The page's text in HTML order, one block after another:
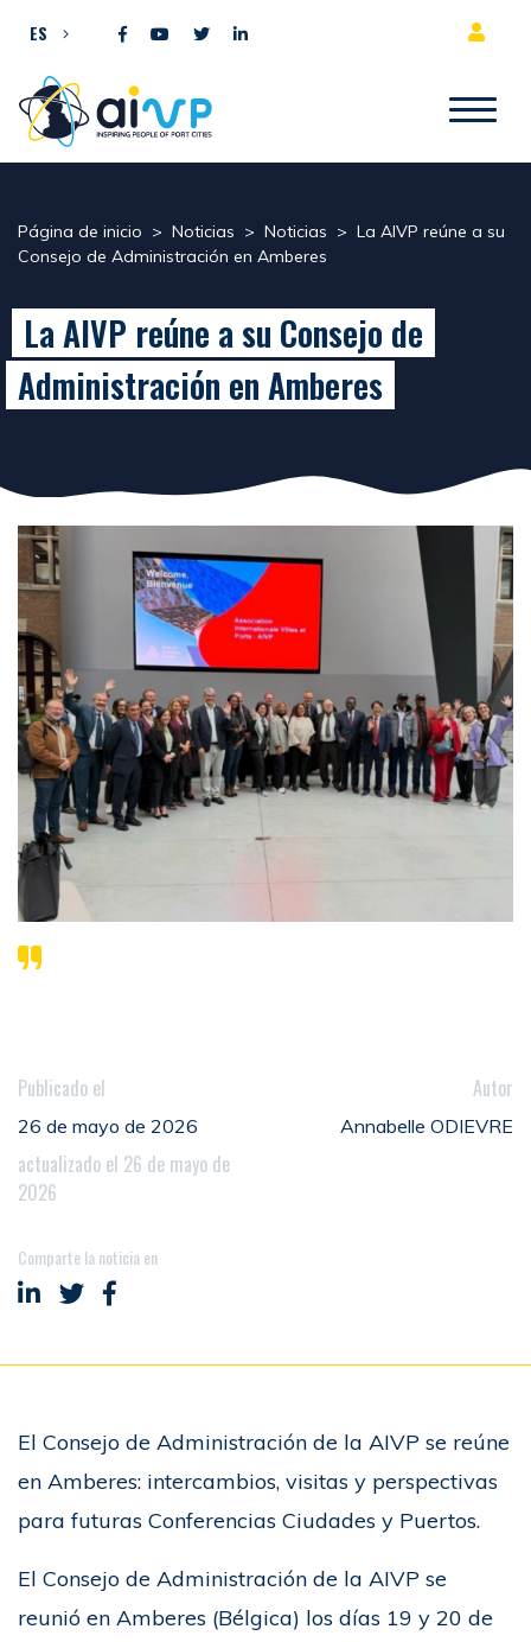
ES
Página de inicio > Noticias > Noticias > La AIVP reúne a su
Consejo de Administración en Amberes
La AIVP reúne a su Consejo de
Administración en Amberes
Publicado el
26 de mayo de 2026
actualizado el 26 de mayo de
2026
Autor
Annabelle ODIEVRE
Comparte la noticia en
Compartir en LinkedIn
Compartir en Twitter
Compartir en Facebook
El Consejo de Administración de la AIVP se reúne
en Amberes: intercambios, visitas y perspectivas
para futuras Conferencias Ciudades y Puertos.
El Consejo de Administración de la AIVP se
reunió en Amberes (Bélgica) los días 19 y 20 de